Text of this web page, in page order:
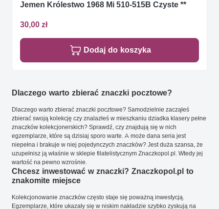
Jemen Królestwo 1968 Mi 510-515B Czyste **
30,00 zł
Dodaj do koszyka
Dlaczego warto zbierać znaczki pocztowe?
Dlaczego warto zbierać znaczki pocztowe? Samodzielnie zacząłeś
zbierać swoją kolekcję czy znalazłeś w mieszkaniu dziadka klasery pełne
znaczków kolekcjonerskich? Sprawdź, czy znajdują się w nich
egzemplarze, które są dzisiaj sporo warte. A może dana seria jest
niepełna i brakuje w niej pojedynczych znaczków? Jest duża szansa, że
uzupełnisz ją właśnie w sklepie filatelistycznym Znaczkopol.pl. Wtedy jej
wartość na pewno wzrośnie.
Chcesz inwestować w znaczki? Znaczkopol.pl to
znakomite miejsce
Kolekcjonowanie znaczków często staje się poważną inwestycją.
Egzemplarze, które ukazały się w niskim nakładzie szybko zyskują na